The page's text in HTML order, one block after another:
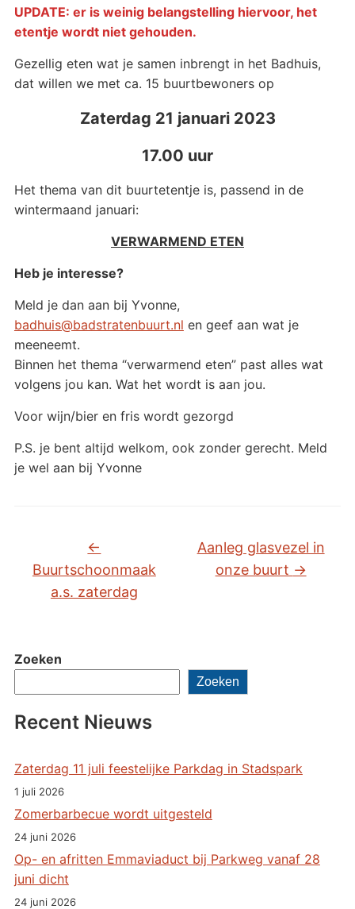
Zoeken
Zoeken
Recent Nieuws
Zaterdag 11 juli feestelijke Parkdag in Stadspark
1 juli 2026
Zomerbarbecue wordt uitgesteld
24 juni 2026
Op- en afritten Emmaviaduct bij Parkweg vanaf 28
juni dicht
24 juni 2026
UPDATE: er is weinig belangstelling hiervoor, het
etentje wordt niet gehouden.
Gezellig eten wat je samen inbrengt in het Badhuis,
dat willen we met ca. 15 buurtbewoners op
Zaterdag 21 januari 2023
17.00 uur
Het thema van dit buurtetentje is, passend in de
wintermaand januari:
VERWARMEND ETEN
Heb je interesse?
Meld je dan aan bij Yvonne,
badhuis@badstratenbuurt.nl en geef aan wat je
meeneemt.
Binnen het thema “verwarmend eten” past alles wat
volgens jou kan. Wat het wordt is aan jou.
Voor wijn/bier en fris wordt gezorgd
P.S. je bent altijd welkom, ook zonder gerecht. Meld
je wel aan bij Yvonne
←
Buurtschoonmaak
a.s. zaterdag
Aanleg glasvezel in
onze buurt →